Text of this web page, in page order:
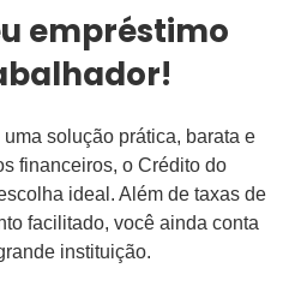
empréstimo
solução prática, barata e
financeiros, o Crédito do
ideal. Além de taxas de
facilitado, você ainda conta
instituição.